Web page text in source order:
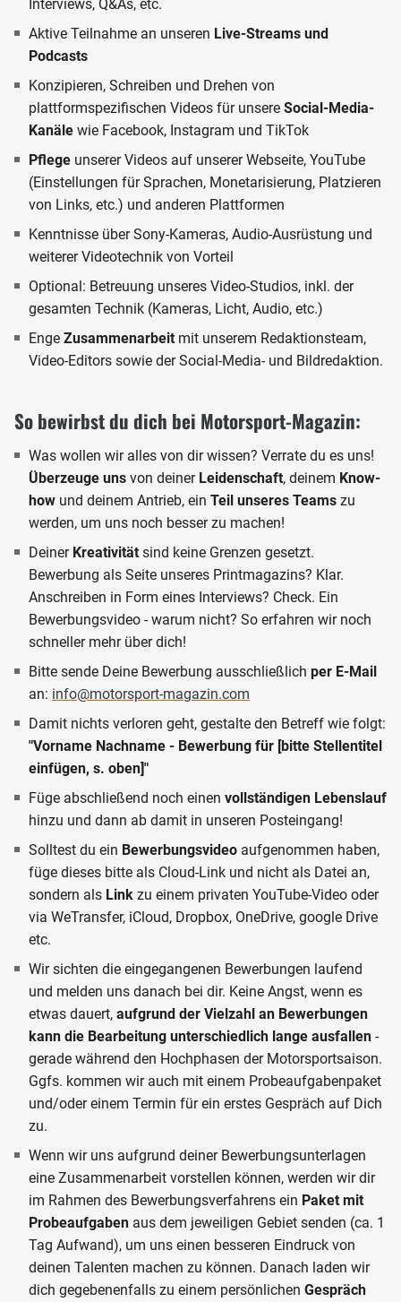
Interviews, Q&As, etc.
Aktive Teilnahme an unseren Live-Streams und
Podcasts
Konzipieren, Schreiben und Drehen von
plattformspezifischen Videos für unsere Social-Media-
Kanäle wie Facebook, Instagram und TikTok
Pflege unserer Videos auf unserer Webseite, YouTube
(Einstellungen für Sprachen, Monetarisierung, Platzieren
von Links, etc.) und anderen Plattformen
Kenntnisse über Sony-Kameras, Audio-Ausrüstung und
weiterer Videotechnik von Vorteil
Optional: Betreuung unseres Video-Studios, inkl. der
gesamten Technik (Kameras, Licht, Audio, etc.)
Enge Zusammenarbeit mit unserem Redaktionsteam,
Video-Editors sowie der Social-Media- und Bildredaktion.
So bewirbst du dich bei Motorsport-Magazin:
Was wollen wir alles von dir wissen? Verrate du es uns!
Überzeuge uns von deiner Leidenschaft, deinem Know-
how und deinem Antrieb, ein Teil unseres Teams zu
werden, um uns noch besser zu machen!
Deiner Kreativität sind keine Grenzen gesetzt.
Bewerbung als Seite unseres Printmagazins? Klar.
Anschreiben in Form eines Interviews? Check. Ein
Bewerbungsvideo - warum nicht? So erfahren wir noch
schneller mehr über dich!
Bitte sende Deine Bewerbung ausschließlich per E-Mail
an: info@motorsport-magazin.com
Damit nichts verloren geht, gestalte den Betreff wie folgt:
"Vorname Nachname - Bewerbung für [bitte Stellentitel
einfügen, s. oben]"
Füge abschließend noch einen vollständigen Lebenslauf
hinzu und dann ab damit in unseren Posteingang!
Solltest du ein Bewerbungsvideo aufgenommen haben,
füge dieses bitte als Cloud-Link und nicht als Datei an,
sondern als Link zu einem privaten YouTube-Video oder
via WeTransfer, iCloud, Dropbox, OneDrive, google Drive
etc.
Wir sichten die eingegangenen Bewerbungen laufend
und melden uns danach bei dir. Keine Angst, wenn es
etwas dauert, aufgrund der Vielzahl an Bewerbungen
kann die Bearbeitung unterschiedlich lange ausfallen -
gerade während den Hochphasen der Motorsportsaison.
Ggfs. kommen wir auch mit einem Probeaufgabenpaket
und/oder einem Termin für ein erstes Gespräch auf Dich
zu.
Wenn wir uns aufgrund deiner Bewerbungsunterlagen
eine Zusammenarbeit vorstellen können, werden wir dir
im Rahmen des Bewerbungsverfahrens ein Paket mit
Probeaufgaben aus dem jeweiligen Gebiet senden (ca. 1
Tag Aufwand), um uns einen besseren Eindruck von
deinen Talenten machen zu können. Danach laden wir
dich gegebenenfalls zu einem persönlichen Gespräch